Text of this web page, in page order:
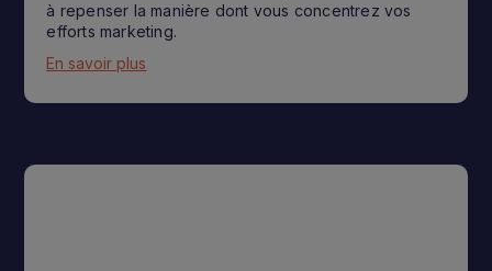
à repenser la manière dont vous concentrez vos
efforts marketing.
En savoir plus